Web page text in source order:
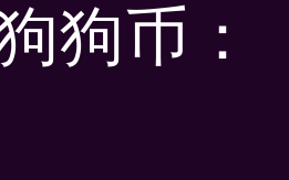
狗币：